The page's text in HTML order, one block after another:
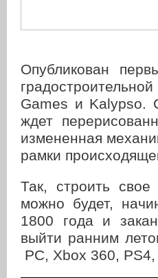
Опубликован
Games и Kalypso.
ждет
измененная
рамки
Так, строить свое
можно будет,
1800 года и
выйти ранним
PC, Xbox 360,